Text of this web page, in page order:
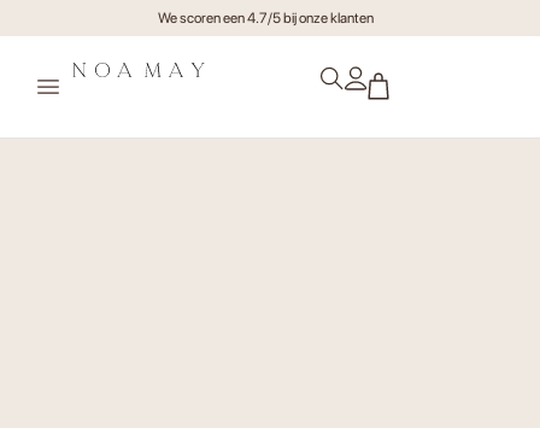
Gratis verzending va €75,- (NL)